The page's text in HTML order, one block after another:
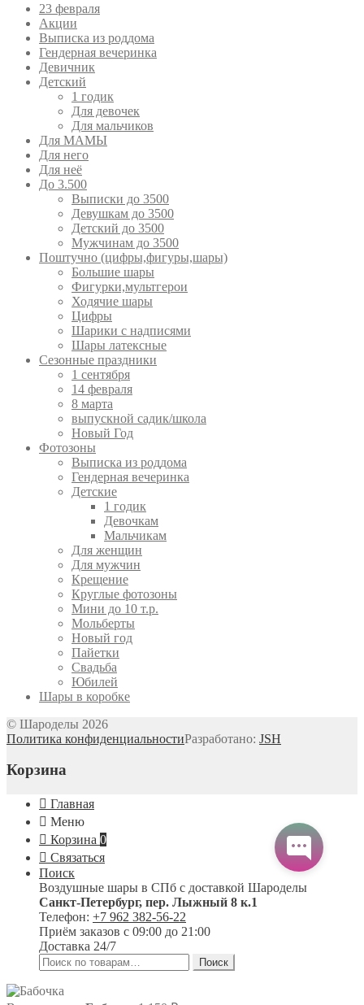
23 февраля
Акции
Выписка из роддома
Гендерная вечеринка
Девичник
Детский
1 годик
Для девочек
Для мальчиков
Для МАМЫ
Для него
Для неё
До 3.500
Выписки до 3500
Девушкам до 3500
Детский до 3500
Мужчинам до 3500
Поштучно (цифры,фигуры,шары)
Большие шары
Фигурки,мультгерои
Ходячие шары
Цифры
Шарики с надписями
Шары латексные
Сезонные праздники
1 сентября
14 февраля
8 марта
выпускной садик/школа
Новый Год
Фотозоны
Выписка из роддома
Гендерная вечеринка
Детские
1 годик
Девочкам
Мальчикам
Для женщин
Для мужчин
Крещение
Круглые фотозоны
Мини до 10 т.р.
Мольберты
Новый год
Пайетки
Свадьба
Юбилей
Шары в коробке
© Шароделы 2026
Политика конфиденциальностиРазработано: JSH
Корзина
Главная
Меню
Корзина 0
Связаться
Поиск
Воздушные шары в СПб с доставкой Шароделы
Санкт-Петербург, пер. Лыжный 8 к.1
Телефон: +7 962 382-56-22
Приём заказов с 09:00 до 21:00
Доставка 24/7
Искать:
Поиск